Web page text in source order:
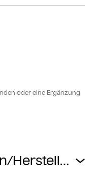
oder eine Ergänzung